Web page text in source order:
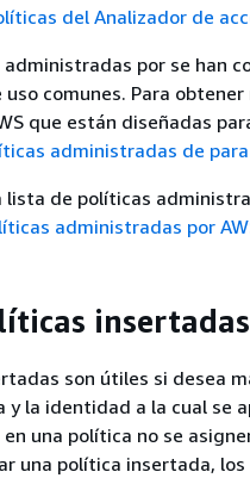
del Analizador de
administradas por se han
uso comunes. Para
que están diseñadas
administradas de
lista de políticas
administradas por
insertadas
son útiles si desea
y la identidad a la cual se
una política no se
una política insertada,